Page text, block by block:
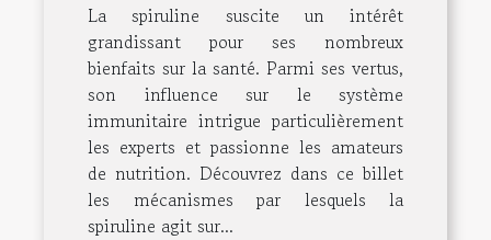
La spiruline suscite un intérêt
grandissant pour ses nombreux
bienfaits sur la santé. Parmi ses vertus,
son influence sur le système
immunitaire intrigue particulièrement
les experts et passionne les amateurs
de nutrition. Découvrez dans ce billet
les mécanismes par lesquels la
spiruline agit sur...